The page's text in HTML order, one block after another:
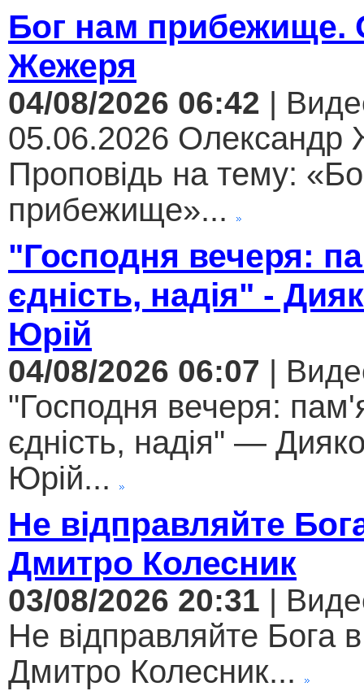
Бог нам прибежище.
Жежеря
04/08/2026 06:42 |
05.06.2026 Олександр
Проповідь на тему:
прибежище»...
"Господня вечеря:
єдність, надія" -
Юрій
04/08/2026 06:07 |
"Господня вечеря:
єдність, надія" —
Юрій...
Не відправляйте
Дмитро Колесник
03/08/2026 20:31 |
Не відправляйте Бога
Дмитро Колесник...